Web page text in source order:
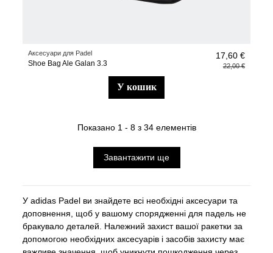
Аксесуари для Padel
Shoe Bag Ale Galan 3.3
17,60 €
22,00 €
у кошик
Показано 1 - 8 з 34 елементів
Завантажити ще
У adidas Padel ви знайдете всі необхідні аксесуари та
доповнення, щоб у вашому спорядженні для падель не
бракувало деталей. Належний захист вашої ракетки за
допомогою необхідних аксесуарів і засобів захисту має